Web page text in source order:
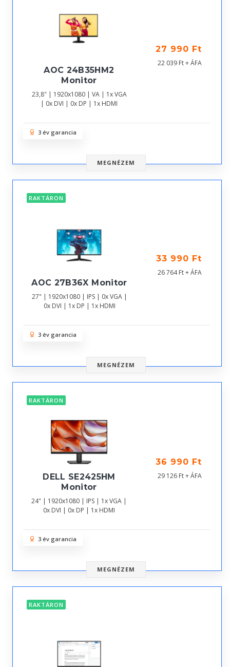
AOC 24B35HM2
Monitor
23,8" | 1920x1080 | VA | 1x VGA
| 0x DVI | 0x DP | 1x HDMI
27 990 Ft
22 039 Ft + ÁFA
3 év garancia
MEGNÉZEM
RAKTÁRON
AOC 27B36X Monitor
27" | 1920x1080 | IPS | 0x VGA |
0x DVI | 1x DP | 1x HDMI
33 990 Ft
26 764 Ft + ÁFA
3 év garancia
MEGNÉZEM
RAKTÁRON
DELL SE2425HM
Monitor
24" | 1920x1080 | IPS | 1x VGA |
0x DVI | 0x DP | 1x HDMI
36 990 Ft
29 126 Ft + ÁFA
3 év garancia
MEGNÉZEM
RAKTÁRON